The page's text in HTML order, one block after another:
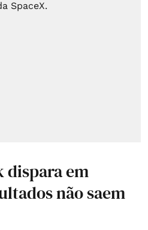
dispara em
não saem